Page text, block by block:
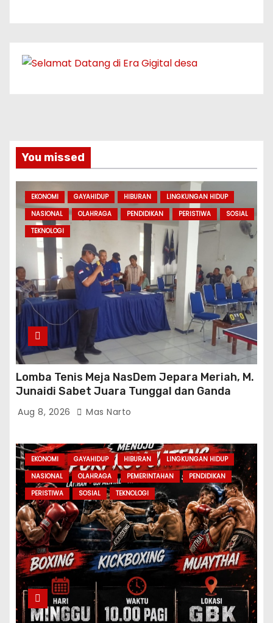
You missed
EKONOMI GAYAHIDUP HIBURAN
LINGKUNGAN HIDUP
NASIONAL
OLAHRAGA PENDIDIKAN PERISTIWA
SOSIAL
TEKNOLOGI
Lomba Tenis Meja NasDem Jepara Meriah, M.
Junaidi Sabet Juara Tunggal dan Ganda
Aug 8, 2026 Mas Narto
EKONOMI GAYAHIDUP HIBURAN
LINGKUNGAN HIDUP
NASIONAL
OLAHRAGA PEMERINTAHAN
PENDIDIKAN
PERISTIWA
SOSIAL TEKNOLOGI